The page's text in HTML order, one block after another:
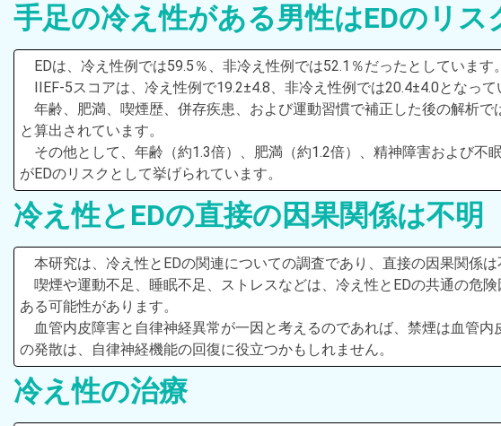
手足の冷え性がある男性はEDのリス
EDは、冷え性例では59.5％、非冷え性例では52.1％だったとしています。
IIEF-5スコアは、冷え性例で19.2±4.8、非冷え性例では20.4±4.0となって
年齢、肥満、喫煙歴、併存疾患、および運動習慣で補正した後の解析
と算出されています。
その他として、年齢（約1.3倍）、肥満（約1.2倍）、精神障害および不
がEDのリスクとして挙げられています。
冷え性とEDの直接の因果関係は不明
本研究は、冷え性とEDの関連についての調査であり、直接の因果関係は
喫煙や運動不足、睡眠不足、ストレスなどは、冷え性とEDの共通の危
ある可能性があります。
血管内皮障害と自律神経異常が一因と考えるのであれば、禁煙は血管
の発散は、自律神経機能の回復に役立つかもしれません。
冷え性の治療